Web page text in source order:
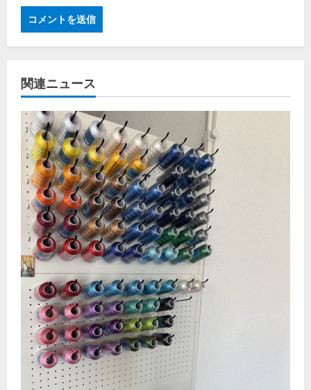
関連ニュース